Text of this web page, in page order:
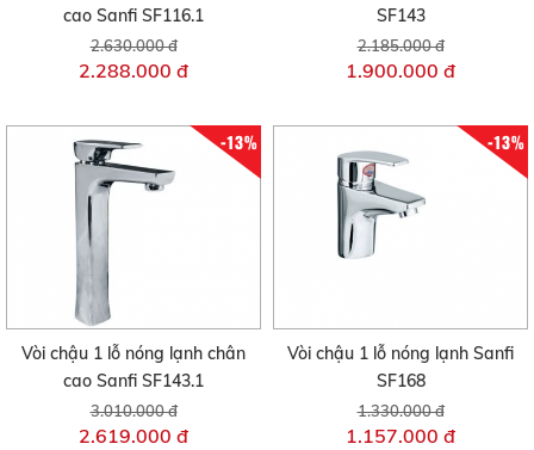
cao Sanfi SF116.1
2.630.000 đ
2.288.000 đ
SF143
2.185.000 đ
1.900.000 đ
-13%
Vòi chậu 1 lỗ nóng lạnh chân
cao Sanfi SF143.1
3.010.000 đ
2.619.000 đ
-13%
Vòi chậu 1 lỗ nóng lạnh Sanfi
SF168
1.330.000 đ
1.157.000 đ